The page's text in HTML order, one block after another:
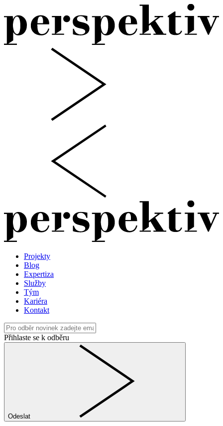
Projekty
Blog
Expertiza
Služby
Tým
Kariéra
Kontakt
Přihlaste se k odběru
Odeslat